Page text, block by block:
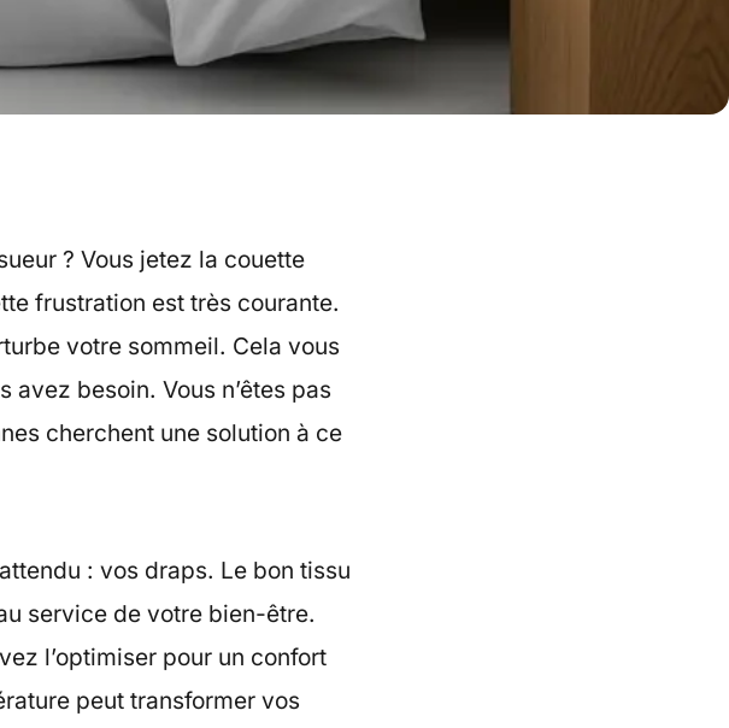
? Vous jetez la couette
frustration est très courante.
votre sommeil. Cela vous
avez besoin. Vous n’êtes pas
cherchent une solution à ce
: vos draps. Le bon tissu
service de votre bien-être.
l’optimiser pour un confort
peut transformer vos